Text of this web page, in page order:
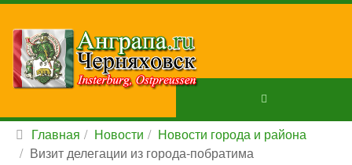
Главная Новости
Новости города и района
Визит делегации из города-побратима